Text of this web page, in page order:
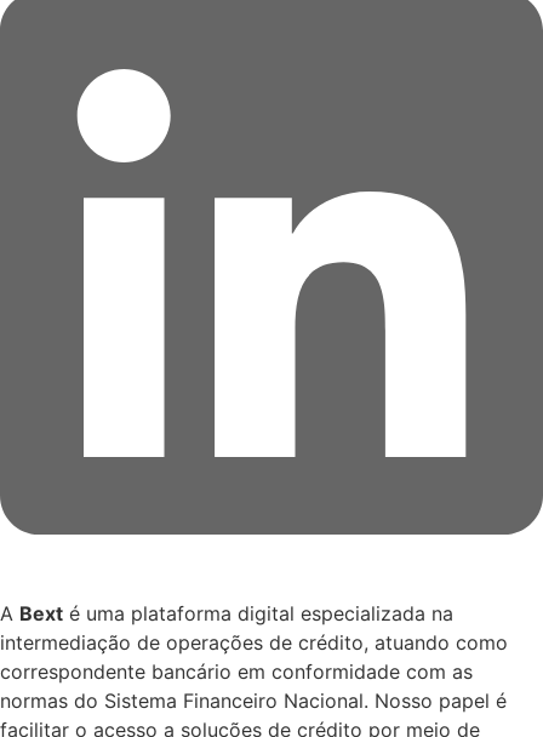
A Bext é uma plataforma digital especializada na
intermediação de operações de crédito, atuando como
correspondente bancário em conformidade com as
normas do Sistema Financeiro Nacional. Nosso papel é
facilitar o acesso a soluções de crédito por meio de